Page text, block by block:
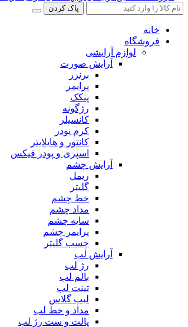
پاک کردن
خانه
فروشگاه
لوازم آرایشی
آرایش صورت
برنزر
پرایمر
پنکک
رژگونه
کانسیلر
کرم پودر
کانتور و هایلایتر
اسپری و پودر فیکس
آرایش چشم
ریمل
گلیتر
خط چشم
مداد چشم
سایه چشم
پرایمر چشم
چسب گلیتر
آرایش لب
رژ لب
بالم لب
تینت لب
لیپ گلاس
مداد و خط لب
پالت و ست رژ لب